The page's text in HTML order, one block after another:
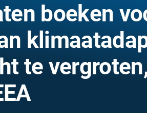
boeken
te